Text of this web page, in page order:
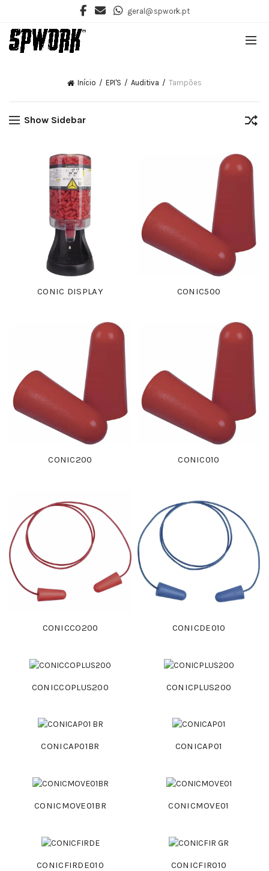
geral@spwork.pt
Início EPI'S Auditiva Tampões
Show Sidebar
CONIC DISPLAY CONIC500
CONIC200 CONIC010
CONICCO200 CONICDE010
CONICCOPLUS200 CONICPLUS200
CONICAP01BR CONICAP01
CONICMOVE01BR CONICMOVE01
CONICFIRDE010 CONICFIR010